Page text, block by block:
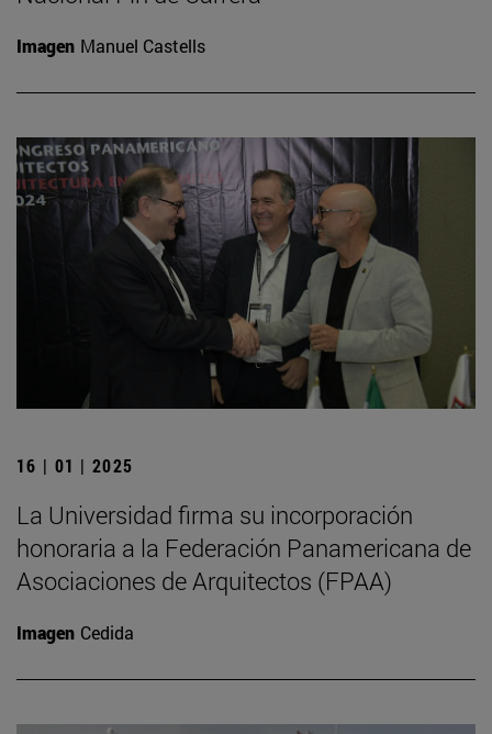
Imagen Manuel Castells
16 | 01 | 2025
La Universidad firma su incorporación
honoraria a la Federación Panamericana de
Asociaciones de Arquitectos (FPAA)
Imagen Cedida